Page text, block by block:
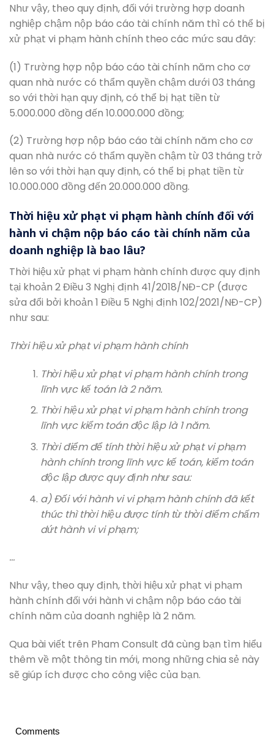
Như vậy, theo quy định, đối với trường hợp doanh
nghiệp chậm nộp báo cáo tài chính năm thì có thể bị
xử phạt vi phạm hành chính theo các mức sau đây:
(1) Trường hợp nộp báo cáo tài chính năm cho cơ
quan nhà nước có thẩm quyền chậm dưới 03 tháng
so với thời hạn quy định, có thể bị hạt tiền từ
5.000.000 đồng đến 10.000.000 đồng;
(2) Trường hợp nộp báo cáo tài chính năm cho cơ
quan nhà nước có thẩm quyền chậm từ 03 tháng trở
lên so với thời hạn quy định, có thể bị phạt tiền từ
10.000.000 đồng đến 20.000.000 đồng.
Thời hiệu xử phạt vi phạm hành chính đối với
hành vi chậm nộp báo cáo tài chính năm của
doanh nghiệp là bao lâu?
Thời hiệu xử phạt vi phạm hành chính được quy định
tại khoản 2 Điều 3 Nghị định 41/2018/NĐ-CP (được
sửa đổi bởi khoản 1 Điều 5 Nghị định 102/2021/NĐ-CP)
như sau:
Thời hiệu xử phạt vi phạm hành chính
Thời hiệu xử phạt vi phạm hành chính trong
lĩnh vực kế toán là 2 năm.
Thời hiệu xử phạt vi phạm hành chính trong
lĩnh vực kiểm toán độc lập là 1 năm.
Thời điểm để tính thời hiệu xử phạt vi phạm
hành chính trong lĩnh vực kế toán, kiểm toán
độc lập được quy định như sau:
a) Đối với hành vi vi phạm hành chính đã kết
thúc thì thời hiệu được tính từ thời điểm chấm
dứt hành vi vi phạm;
…
Như vậy, theo quy định, thời hiệu xử phạt vi phạm
hành chính đối với hành vi chậm nộp báo cáo tài
chính năm của doanh nghiệp là 2 năm.
Qua bài viết trên Pham Consult đã cùng bạn tìm hiểu
thêm về một thông tin mới, mong những chia sẻ này
sẽ giúp ích được cho công việc của bạn.
Comments